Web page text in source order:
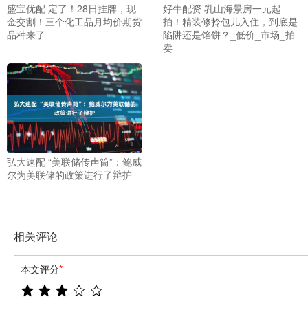
盛宝优配 定了！28日挂牌，现
金交割！三个化工品月均价期货
品种来了
好牛配资 乳山海景房一元起
拍！精装修拎包儿入住，到底是
陷阱还是馅饼？_低价_市场_拍
卖
弘大速配 “美联储传声筒”：鲍威
尔为美联储的政策进行了辩护
相关评论
本文评分*